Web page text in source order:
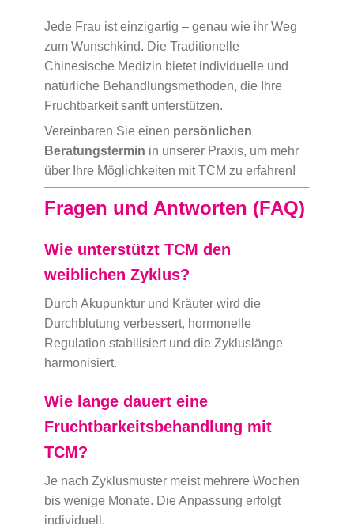
Jede Frau ist einzigartig – genau wie ihr Weg
zum Wunschkind. Die Traditionelle
Chinesische Medizin bietet individuelle und
natürliche Behandlungsmethoden, die Ihre
Fruchtbarkeit sanft unterstützen.
Vereinbaren Sie einen persönlichen
Beratungstermin in unserer Praxis, um mehr
über Ihre Möglichkeiten mit TCM zu erfahren!
Fragen und Antworten (FAQ)
Wie unterstützt TCM den
weiblichen Zyklus?
Durch Akupunktur und Kräuter wird die
Durchblutung verbessert, hormonelle
Regulation stabilisiert und die Zykluslänge
harmonisiert.
Wie lange dauert eine
Fruchtbarkeitsbehandlung mit
TCM?
Je nach Zyklusmuster meist mehrere Wochen
bis wenige Monate. Die Anpassung erfolgt
individuell.